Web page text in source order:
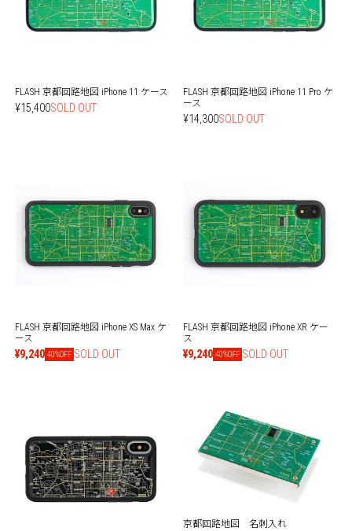
FLASH 京都回路地図 iPhone 11 ケース
¥15,400SOLD OUT
FLASH 京都回路地図 iPhone 11 Pro ケ
ース
¥14,300SOLD OUT
FLASH 京都回路地図 iPhone XS Max ケ
ース
¥9,240 40%OFF SOLD OUT
FLASH 京都回路地図 iPhone XR ケー
ス
¥9,240 40%OFF SOLD OUT
京都回路地図 名刺入れ